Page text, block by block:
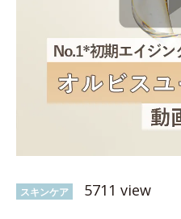
スキンケア 5711 view